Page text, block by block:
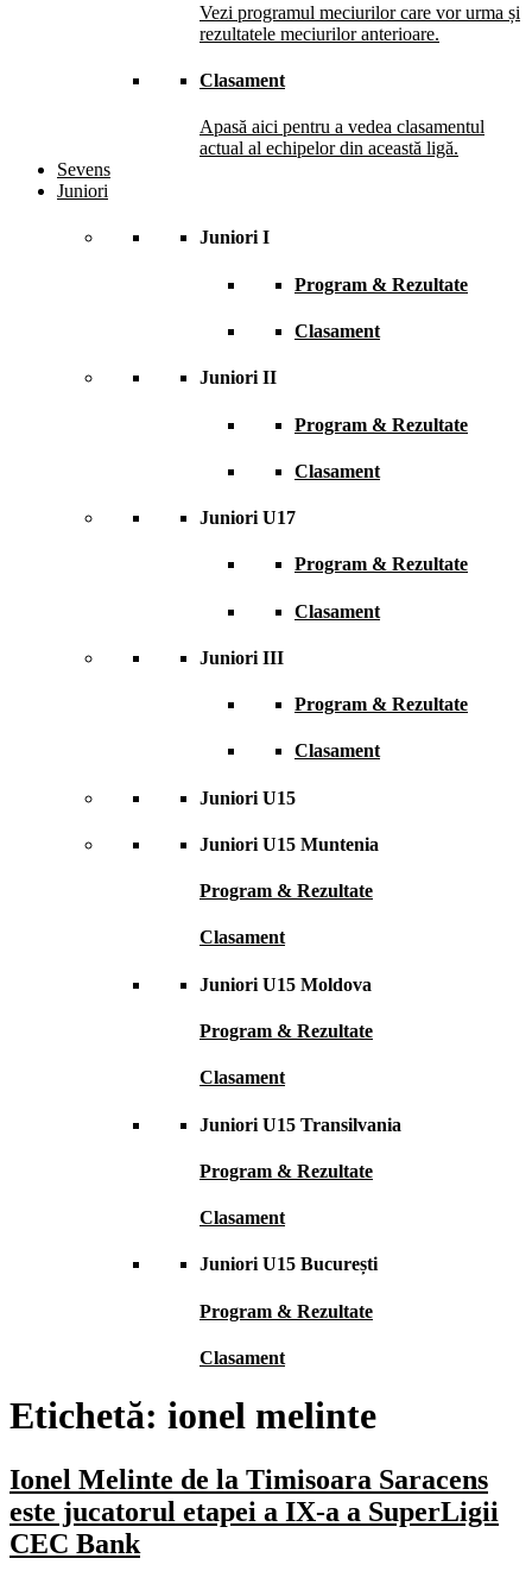
Vezi programul meciurilor care vor urma și
rezultatele meciurilor anterioare.
Clasament
Apasă aici pentru a vedea clasamentul
actual al echipelor din această ligă.
Sevens
Juniori
Juniori I
Program & Rezultate
Clasament
Juniori II
Program & Rezultate
Clasament
Juniori U17
Program & Rezultate
Clasament
Juniori III
Program & Rezultate
Clasament
Juniori U15
Juniori U15 Muntenia
Program & Rezultate
Clasament
Juniori U15 Moldova
Program & Rezultate
Clasament
Juniori U15 Transilvania
Program & Rezultate
Clasament
Juniori U15 București
Program & Rezultate
Clasament
Etichetă: ionel melinte
Ionel Melinte de la Timisoara Saracens
este jucatorul etapei a IX-a a SuperLigii
CEC Bank